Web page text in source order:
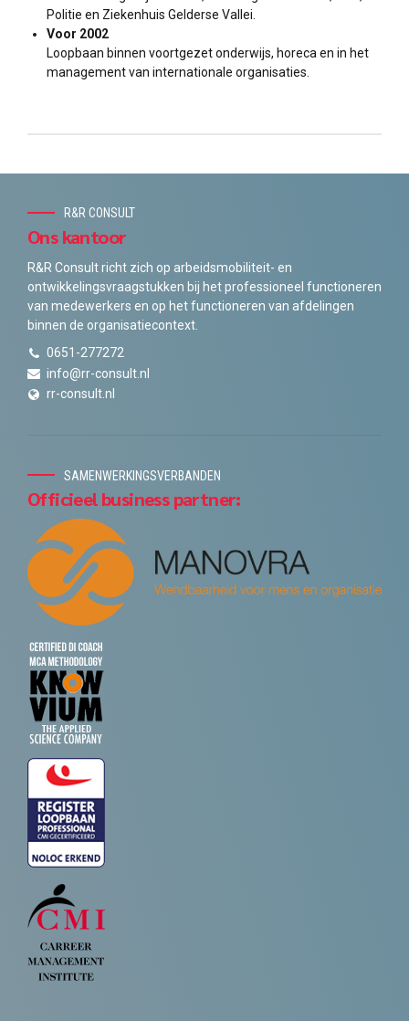
Politie en Ziekenhuis Gelderse Vallei.
Voor 2002
Loopbaan binnen voortgezet onderwijs, horeca en in het
management van internationale organisaties.
R&R CONSULT
Ons kantoor
R&R Consult richt zich op arbeidsmobiliteit- en
ontwikkelingsvraagstukken bij het professioneel functioneren
van medewerkers en op het functioneren van afdelingen
binnen de organisatiecontext.
0651-277272
info@rr-consult.nl
rr-consult.nl
SAMENWERKINGSVERBANDEN
Officieel business partner: